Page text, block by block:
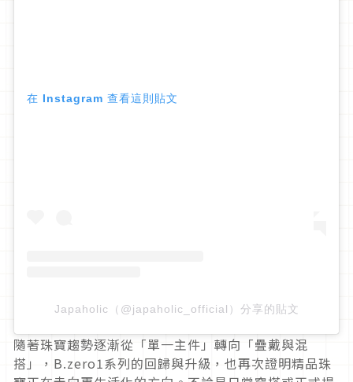
在 Instagram 查看這則貼文
Japaholic（@japaholic_official）分享的貼文
隨著珠寶趨勢逐漸從「單一主件」轉向「疊戴與混
搭」，B.zero1系列的回歸與升級， 也再次證明精品珠